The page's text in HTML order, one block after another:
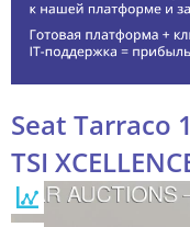
Seat Tarraco
TSI